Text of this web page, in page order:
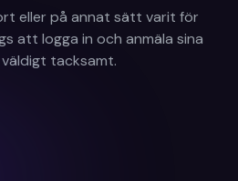
eller på annat sätt varit för
att logga in och anmäla sina
tacksamt.